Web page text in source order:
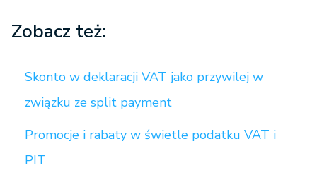
Zobacz też:
Skonto w deklaracji VAT jako przywilej w
związku ze split payment
Promocje i rabaty w świetle podatku VAT i
PIT